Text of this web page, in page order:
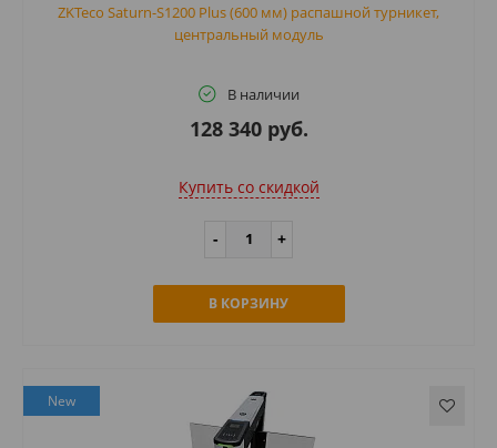
ZKTeco Saturn-S1200 Plus (600 мм) распашной турникет,
центральный модуль
В наличии
128 340 руб.
Купить cо скидкой
В КОРЗИНУ
New